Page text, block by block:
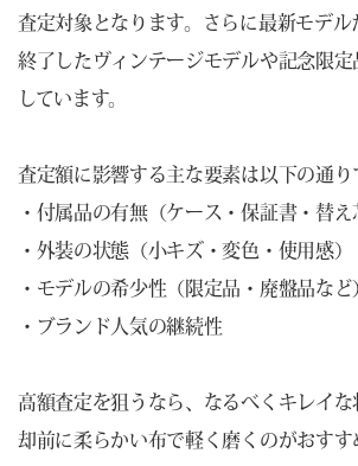
査定対象となります。さらに最新モデル
終了したヴィンテージモデルや記念限
しています。
査定額に影響する主な要素は以下の通り
・付属品の有無（ケース・保証書・替え
・外装の状態（小キズ・変色・使用感）
・モデルの希少性（限定品・廃盤品など
・ブランド人気の継続性
高額査定を狙うなら、なるべくキレイ
却前に柔らかい布で軽く磨くのがおすす